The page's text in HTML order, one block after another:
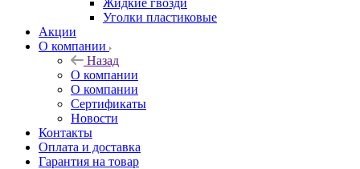
Жидкие гвозди
Уголки пластиковые
Акции
О компании
Назад
О компании
О компании
Сертификаты
Новости
Контакты
Оплата и доставка
Гарантия на товар